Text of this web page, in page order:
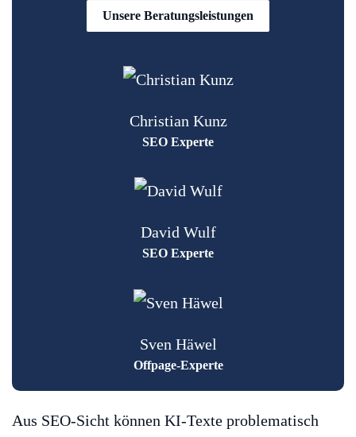
Unsere Beratungsleistungen
Christian Kunz
SEO Experte
David Wulf
SEO Experte
Sven Häwel
Offpage-Experte
Aus SEO-Sicht können KI-Texte problematisch